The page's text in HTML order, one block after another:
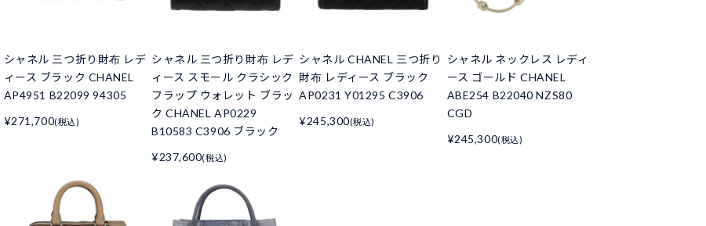
シャネル 三つ折り財布 レデ
ィース ブラック CHANEL
AP4951 B22099 94305
¥271,700(税込)
シャネル 三つ折り財布 レデ
ィース スモール クラシック
フラップ ウォレット ブラッ
ク CHANEL AP0229
B10583 C3906 ブラック
¥237,600(税込)
シャネル CHANEL 三つ折り
財布 レディース ブラック
AP0231 Y01295 C3906
¥245,300(税込)
シャネル ネックレス レディ
ース ゴールド CHANEL
ABE254 B22040 NZS80
CGD
¥245,300(税込)